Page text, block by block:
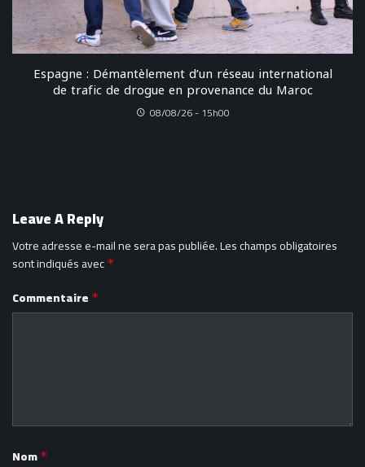
Espagne : Démantèlement d’un réseau international
de trafic de drogue en provenance du Maroc
08/08/26 - 15h00
Leave A Reply
Votre adresse e-mail ne sera pas publiée.Les champs obligatoires
sont indiqués avec *
Commentaire *
Nom *